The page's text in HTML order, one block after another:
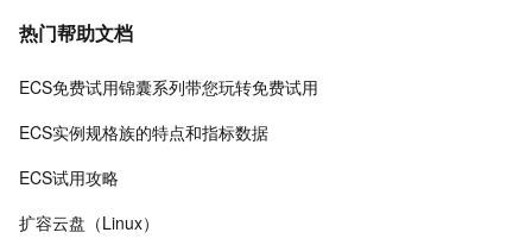
热门帮助文档
ECS免费试用锦囊系列带您玩转免费试用
ECS实例规格族的特点和指标数据
ECS试用攻略
扩容云盘（Linux）